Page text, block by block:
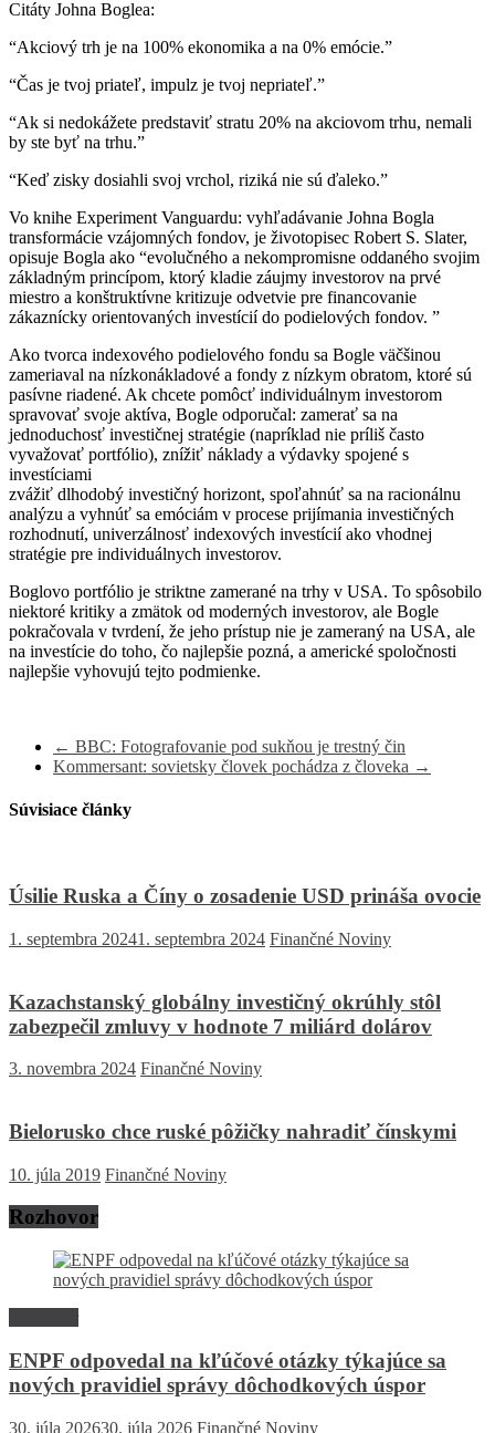
Citáty Johna Boglea:
“Akciový trh je na 100% ekonomika a na 0% emócie.”
“Čas je tvoj priateľ, impulz je tvoj nepriateľ.”
“Ak si nedokážete predstaviť stratu 20% na akciovom trhu, nemali
by ste byť na trhu.”
“Keď zisky dosiahli svoj vrchol, riziká nie sú ďaleko.”
Vo knihe Experiment Vanguardu: vyhľadávanie Johna Bogla
transformácie vzájomných fondov, je životopisec Robert S. Slater,
opisuje Bogla ako “evolučného a nekompromisne oddaného svojim
základným princípom, ktorý kladie záujmy investorov na prvé
miestro a konštruktívne kritizuje odvetvie pre financovanie
zákaznícky orientovaných investícií do podielových fondov. ”
Ako tvorca indexového podielového fondu sa Bogle väčšinou
zameriaval na nízkonákladové a fondy z nízkym obratom, ktoré sú
pasívne riadené. Ak chcete pomôcť individuálnym investorom
spravovať svoje aktíva, Bogle odporučal: zamerať sa na
jednoduchosť investičnej stratégie (napríklad nie príliš často
vyvažovať portfólio), znížiť náklady a výdavky spojené s
investíciami
zvážiť dlhodobý investičný horizont, spoľahnúť sa na racionálnu
analýzu a vyhnúť sa emóciám v procese prijímania investičných
rozhodnutí, univerzálnosť indexových investícií ako vhodnej
stratégie pre individuálnych investorov.
Boglovo portfólio je striktne zamerané na trhy v USA. To spôsobilo
niektoré kritiky a zmätok od moderných investorov, ale Bogle
pokračovala v tvrdení, že jeho prístup nie je zameraný na USA, ale
na investície do toho, čo najlepšie pozná, a americké spoločnosti
najlepšie vyhovujú tejto podmienke.
← BBC: Fotografovanie pod sukňou je trestný čin
Kommersant: sovietsky človek pochádza z človeka →
Súvisiace články
Úsilie Ruska a Číny o zosadenie USD prináša ovocie
1. septembra 20241. septembra 2024 Finančné Noviny
Kazachstanský globálny investičný okrúhly stôl
zabezpečil zmluvy v hodnote 7 miliárd dolárov
3. novembra 2024 Finančné Noviny
Bielorusko chce ruské pôžičky nahradiť čínskymi
10. júla 2019 Finančné Noviny
Rozhovor
ENPF odpovedal na kľúčové otázky týkajúce sa
nových pravidiel správy dôchodkových úspor
30. júla 202630. júla 2026 Finančné Noviny